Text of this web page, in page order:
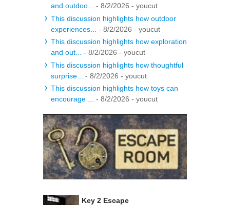
and outdoo...
- 8/2/2026 - youcut
This discussion highlights how outdoor
experiences...
- 8/2/2026 - youcut
This discussion highlights how exploration
and out...
- 8/2/2026 - youcut
This discussion highlights how thoughtful
surprise...
- 8/2/2026 - youcut
This discussion highlights how toys can
encourage ...
- 8/2/2026 - youcut
Key 2 Escape